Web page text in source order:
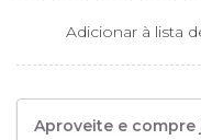
Adicionar à lista
Aproveite e compre